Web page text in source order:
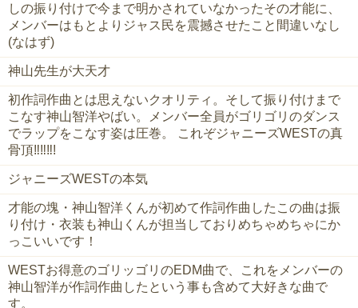
しの振り付けで今まで明かされていなかったその才能に、
メンバーはもとよりジャス民を震撼させたこと間違いなし
(なはず)
神山先生が大天才
初作詞作曲とは思えないクオリティ。そして振り付けまで
こなす神山智洋やばい。メンバー全員がゴリゴリのダンス
でラップをこなす姿は圧巻。 これぞジャニーズWESTの真
骨頂‼︎‼︎‼︎!
ジャニーズWESTの本気
才能の塊・神山智洋くんが初めて作詞作曲したこの曲は振
り付け・衣装も神山くんが担当しておりめちゃめちゃにか
っこいいです！
WESTお得意のゴリッゴリのEDM曲で、これをメンバーの
神山智洋が作詞作曲したという事も含めて大好きな曲で
す。